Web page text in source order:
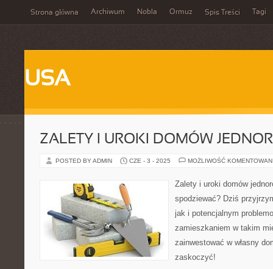
Strona główna Archiwum Nobla Ormuz Spis Treści Tagi
USA
ZALETY I UROKI DOMÓW
POSTED BY ADMIN CZE - 3 - 2025 MOŻLIWOŚĆ
Zalety i uroki domów
spodziewać? Dziś
jak i potencjalnym
zamieszkaniem w takim
zainwestować w własny
zaskoczyć!